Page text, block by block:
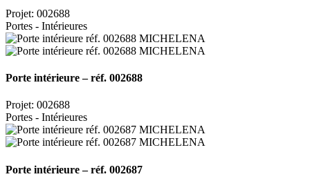
Projet: 002688
Portes - Intérieures
Porte intérieure – réf. 002688
Projet: 002688
Portes - Intérieures
Porte intérieure – réf. 002687